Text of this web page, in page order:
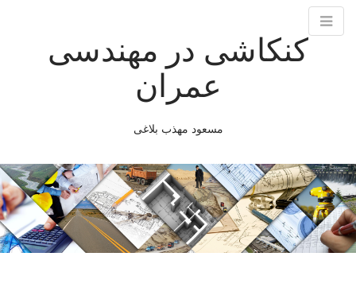
کنکاشی در مهندسی
عمران
مسعود مهذب بلاغی
M
a
i
n
m
k
i
p
t
o